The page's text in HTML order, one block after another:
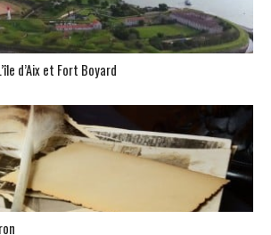
d’Aix et Fort Boyard